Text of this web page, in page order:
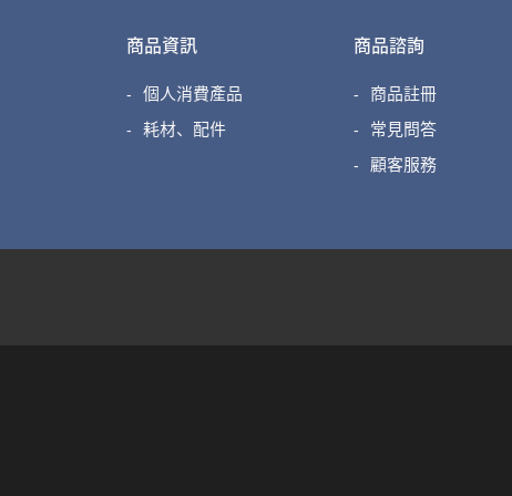
商品資訊
個人消費產品
耗材、配件
商品諮詢
商品註冊
常見問答
顧客服務